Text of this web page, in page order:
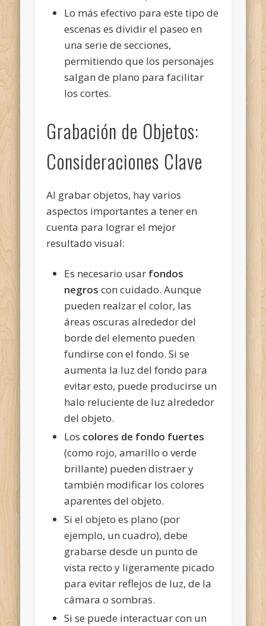
Lo más efectivo para este tipo de
escenas es dividir el paseo en
una serie de secciones,
permitiendo que los personajes
salgan de plano para facilitar
los cortes.
Grabación de Objetos:
Consideraciones Clave
Al grabar objetos, hay varios
aspectos importantes a tener en
cuenta para lograr el mejor
resultado visual:
Es necesario usar fondos
negros con cuidado. Aunque
pueden realzar el color, las
áreas oscuras alrededor del
borde del elemento pueden
fundirse con el fondo. Si se
aumenta la luz del fondo para
evitar esto, puede producirse un
halo reluciente de luz alrededor
del objeto.
Los colores de fondo fuertes
(como rojo, amarillo o verde
brillante) pueden distraer y
también modificar los colores
aparentes del objeto.
Si el objeto es plano (por
ejemplo, un cuadro), debe
grabarse desde un punto de
vista recto y ligeramente picado
para evitar reflejos de luz, de la
cámara o sombras.
Si se puede interactuar con un